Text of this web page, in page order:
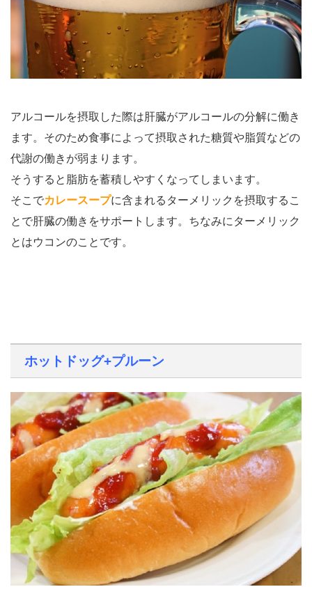
アルコールを摂取した際は肝臓がアルコールの分解に働き
ます。そのため食事によって摂取された糖質や脂質などの
代謝の働きが弱まります。
そうすると脂肪を蓄積しやすくなってしまいます。
そこでカレースープに含まれるターメリックを摂取するこ
とで肝臓の働きをサポートします。ちなみにターメリック
とはウコンのことです。
ホットドッグ+プルーン